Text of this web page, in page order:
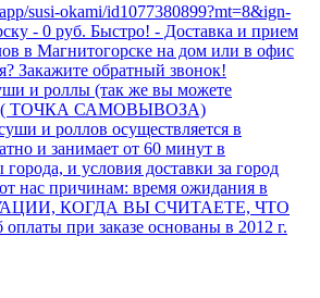
susi-okami/id1077380899?mt=8&ign-
- 0 руб. Быстро! - Доставка и прием
в Магнитогорске на дом или в офис
Закажите обратный звонок!
и роллы (так же вы можете
20 ( ТОЧКА САМОВЫВОЗА)
и роллов осуществляется в
и занимает от 60 минут в
и условия доставки за город
нас причинам: время ожидания в
КОГДА ВЫ СЧИТАЕТЕ, ЧТО
при заказе основаны в 2012 г.